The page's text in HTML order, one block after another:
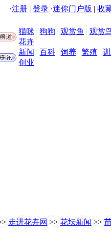
·注册 | 登录 ·迷你门户版 | 收
猫咪 | 狗狗 | 观赏鱼 | 观赏
花卉
新闻 | 百科 | 饲养 | 繁殖 |
创业
走进花卉网 >> 花坛新闻 >>